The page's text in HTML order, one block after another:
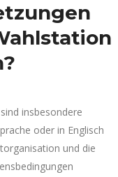
insbesondere
oder in Englisch
und die